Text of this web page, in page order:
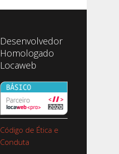
Desenvolvedor
Homologado
Locaweb
Código de Ética e
Conduta